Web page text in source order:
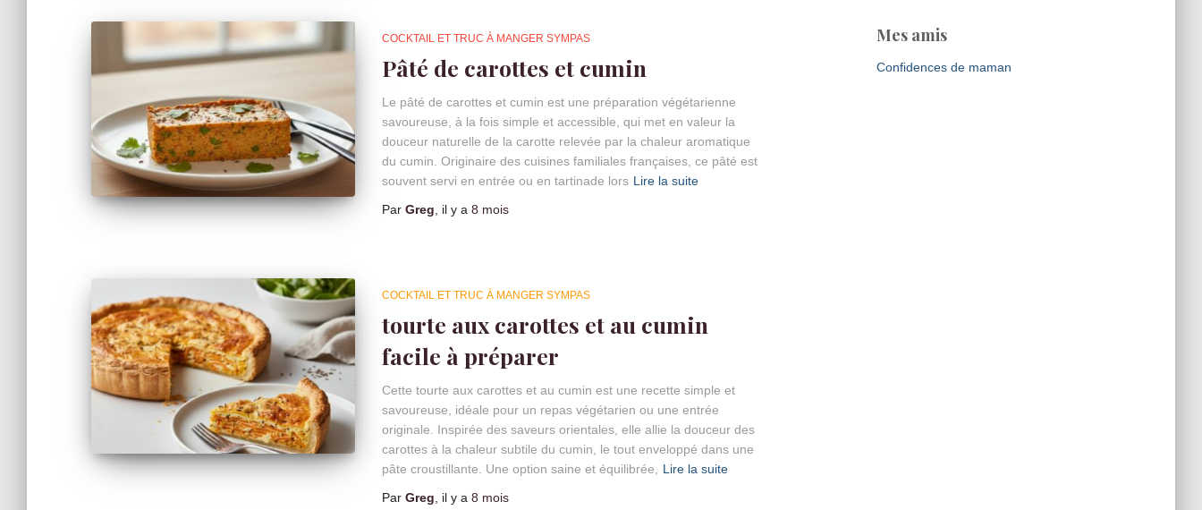
COCKTAIL ET TRUC À MANGER SYMPAS
Pâté de carottes et cumin
Le pâté de carottes et cumin est une préparation végétarienne
savoureuse, à la fois simple et accessible, qui met en valeur la
douceur naturelle de la carotte relevée par la chaleur aromatique
du cumin. Originaire des cuisines familiales françaises, ce pâté est
souvent servi en entrée ou en tartinade lors Lire la suite
Par Greg , il y a 8 mois
COCKTAIL ET TRUC À MANGER SYMPAS
tourte aux carottes et au cumin
facile à préparer
Cette tourte aux carottes et au cumin est une recette simple et
savoureuse, idéale pour un repas végétarien ou une entrée
originale. Inspirée des saveurs orientales, elle allie la douceur des
carottes à la chaleur subtile du cumin, le tout enveloppé dans une
pâte croustillante. Une option saine et équilibrée,
Lire la suite
Par Greg , il y a 8 mois
Mes amis
Confidences de maman